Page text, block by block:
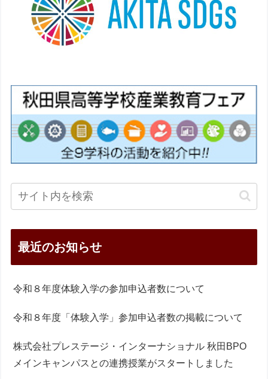
最近のお知らせ
令和８年度体験入学の参加申込者数について
令和８年度「体験入学」参加申込者数の掲載について
株式会社プレステージ・インターナショナル 秋田BPO
メインキャンパスとの連携授業がスタートしました